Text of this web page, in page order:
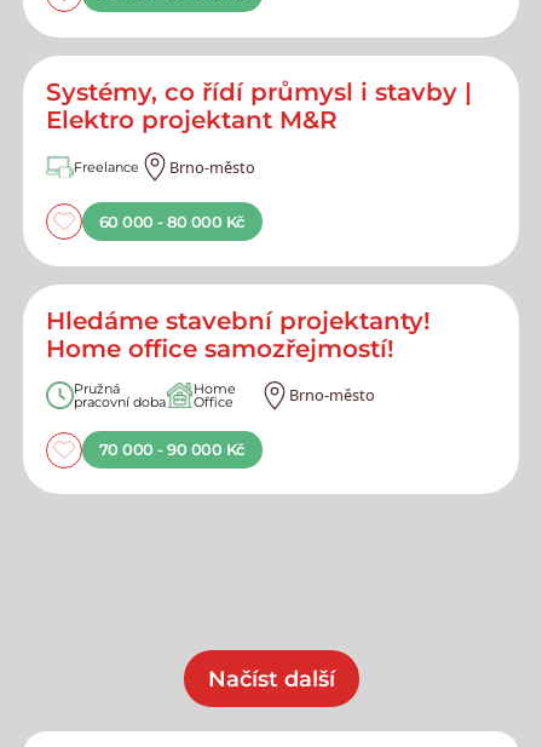
Systémy, co řídí průmysl i stavby |
Elektro projektant M&R
Freelance Brno-město
60 000 - 80 000 Kč
Hledáme stavební projektanty!
Home office samozřejmostí!
Pružná
pracovní doba
Home
Office Brno-město
70 000 - 90 000 Kč
Načíst další